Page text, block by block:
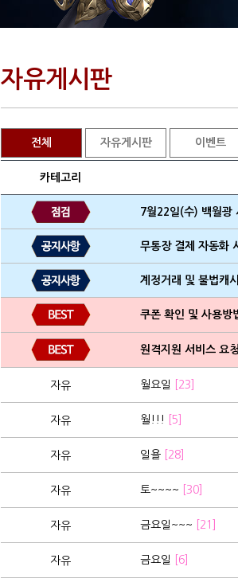
자유게시판
전체 자유게시판 이벤트
카테고리
7월22일(수) 백월광
무통장 결제 자동화
계정거래 및 불법캐
쿠폰 확인 및 사용방
원격지원 서비스 요
자유 월요일 [23]
자유 월!!! [5]
자유 일욜 [28]
자유 토~~~~ [30]
자유 금요일~~~ [21]
자유 금요일 [6]